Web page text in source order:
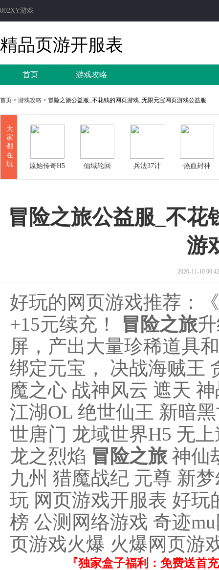
002XY游戏
精品页游开服表
首页 游戏攻略
首页 > 游戏攻略 > 冒险之旅公益服_不花钱的网页游戏_无限元宝网页游戏公益服
大
家
都
在
玩
原始传奇H5 仙域轮回 兵法37计 热血封神
冒险之旅公益服_不花
游
2020-11-10
好玩的网页游戏推荐：《
+15元续充！
冒险之旅
屏，产出大量珍稀道具
绑定元宝， 决战海贼王
魔之心 战神风云 遮天
江湖OL 绝世仙王 新暗
世唐门 龙域世界H5 无
龙之烈焰 冒险之旅 神仙
九州 猎魔战纪 元尊 新
玩 网页游戏开服表 好
榜 公测网络游戏 奇迹
页游戏火爆 火爆网页游
『独家盒子福利：免费送首